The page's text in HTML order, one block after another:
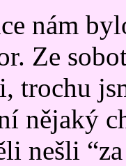
nám
Ze
trochu
nějaký
nešli